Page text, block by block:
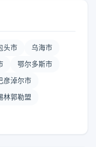
头市 乌海市
鄂尔多斯市
彦淖尔市
林郭勒盟